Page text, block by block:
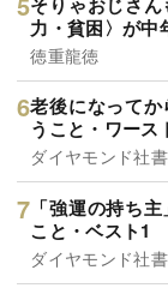
力・貧困〉が中
徳重龍徳
老後になって
うこと・ワース
ダイヤモンド社
「強運の持ち
こと・ベスト1
ダイヤモンド社